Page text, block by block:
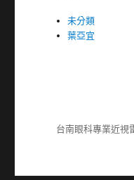
未分類
葉亞宜
台南眼科專業近視